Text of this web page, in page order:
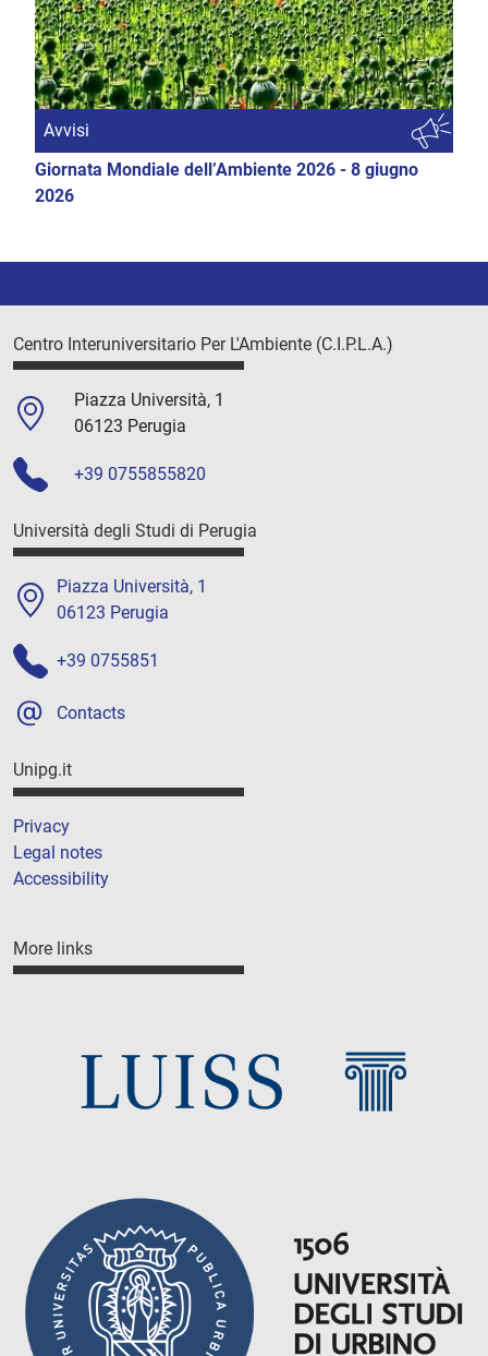
Avvisi
Giornata Mondiale dell’Ambiente 2026 - 8 giugno
2026
Centro Interuniversitario Per L'Ambiente (C.I.P.L.A.)
Piazza Università, 1
06123 Perugia
+39 0755855820
Università degli Studi di Perugia
Piazza Università, 1
06123 Perugia
+39 0755851
Contacts
Unipg.it
Privacy
Legal notes
Accessibility
More links